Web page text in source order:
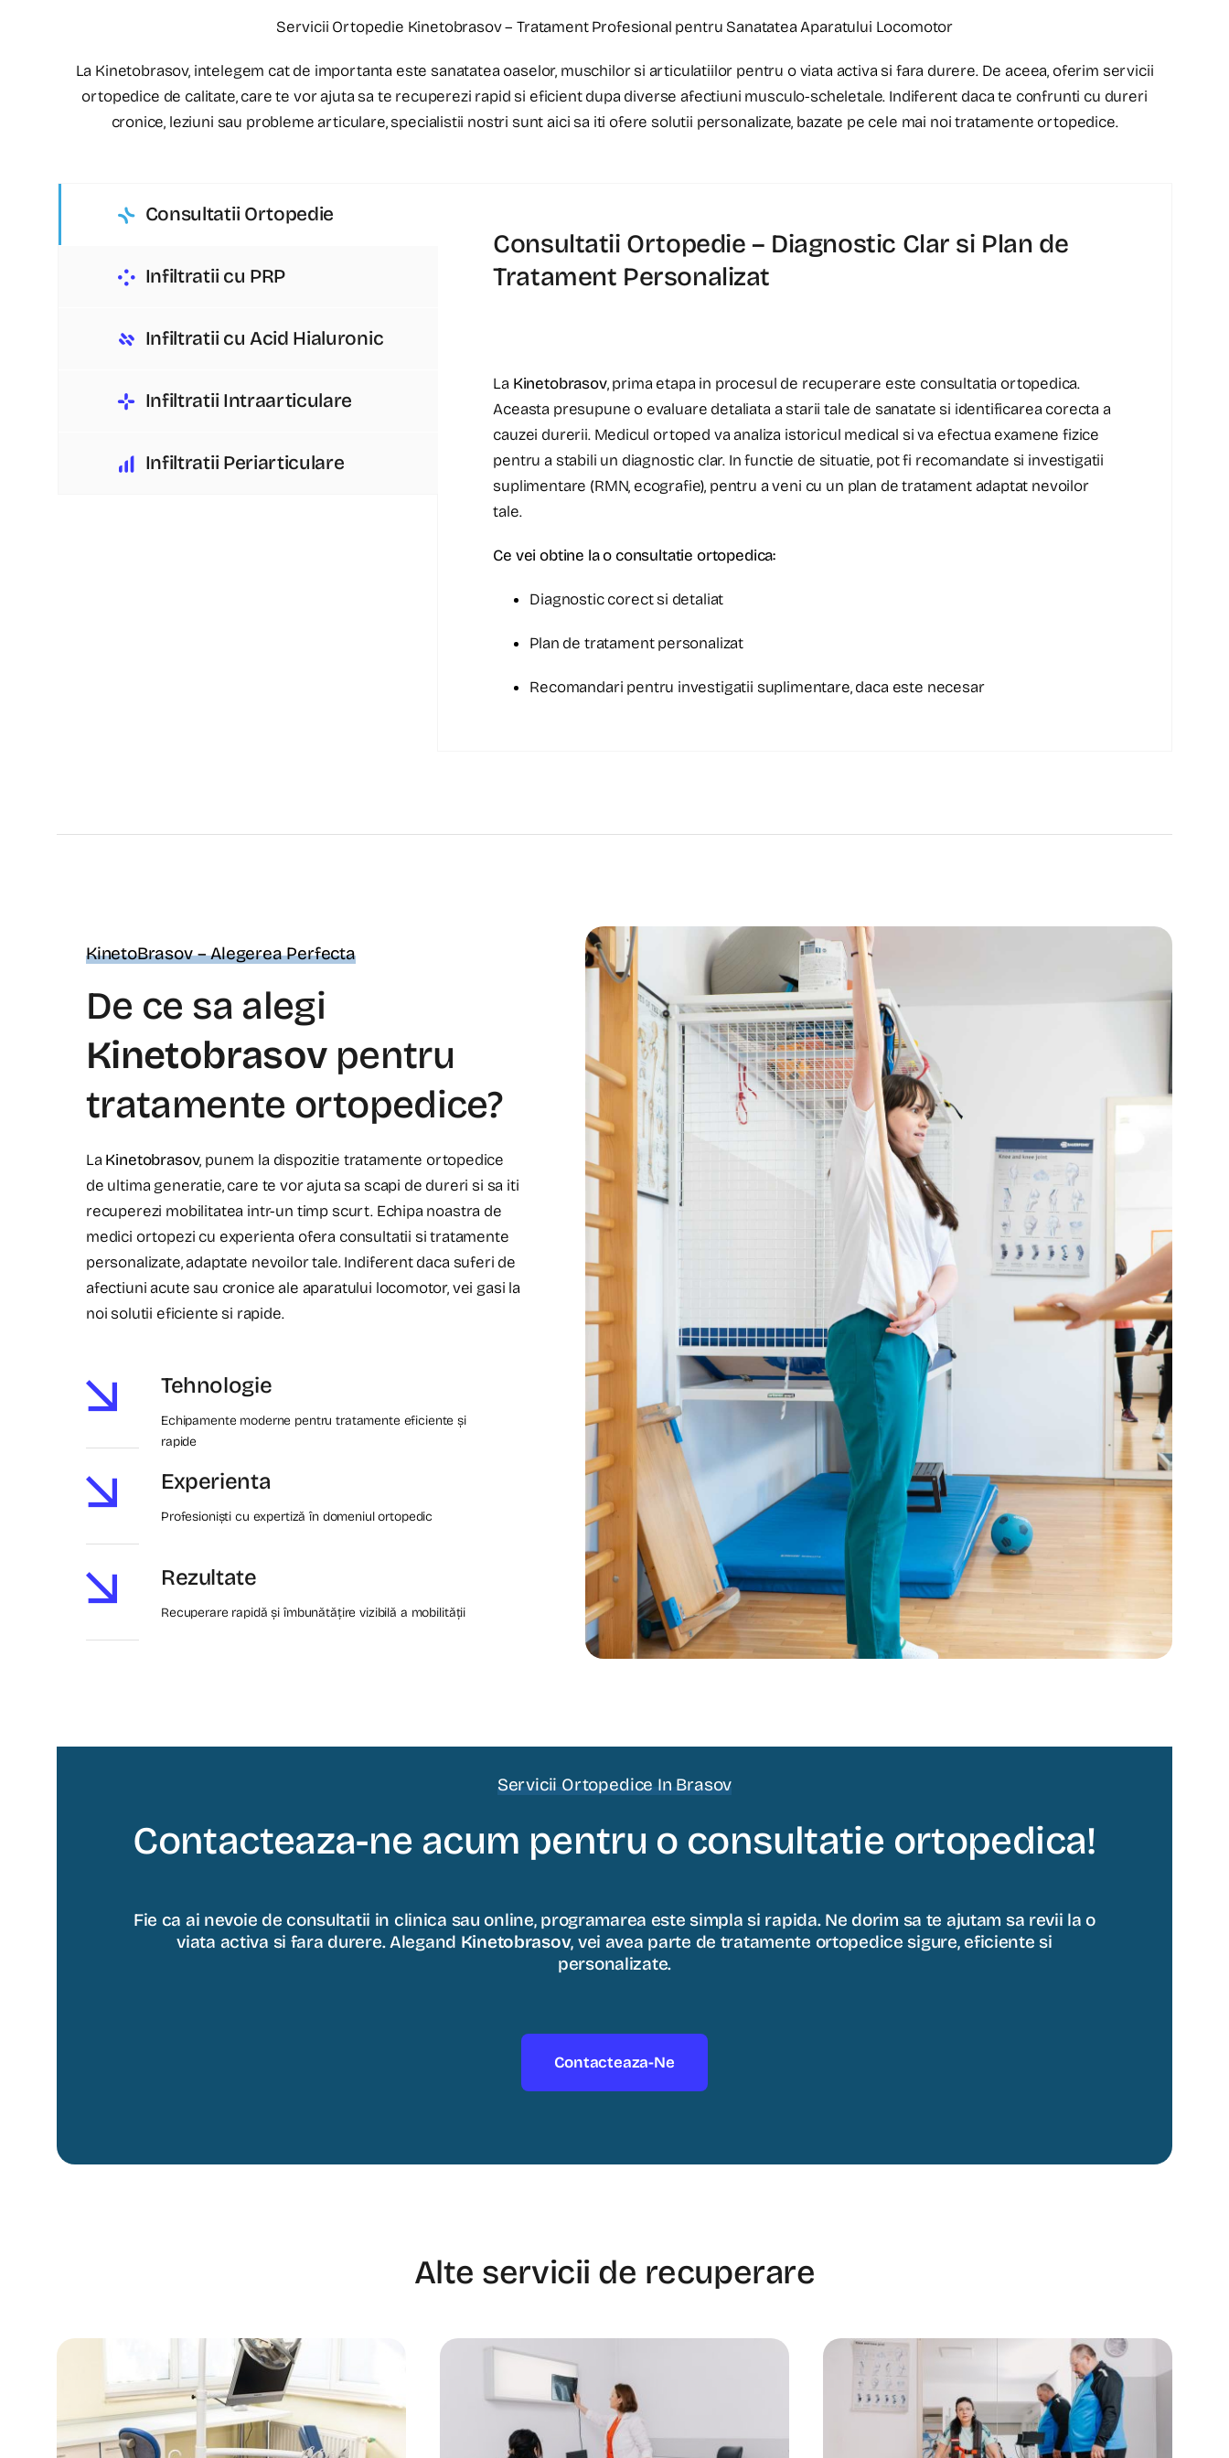
Servicii Ortopedie Kinetobrasov – Tratament Profesional pentru Sanatatea Aparatului Locomotor
La Kinetobrasov, intelegem cat de importanta este sanatatea oaselor, muschilor si articulatiilor pentru o viata activa si fara durere. De aceea, oferim servicii
ortopedice de calitate, care te vor ajuta sa te recuperezi rapid si eficient dupa diverse afectiuni musculo-scheletale. Indiferent daca te confrunti cu dureri
cronice, leziuni sau probleme articulare, specialistii nostri sunt aici sa iti ofere solutii personalizate, bazate pe cele mai noi tratamente ortopedice.
Consultatii Ortopedie
Infiltratii cu PRP
Infiltratii cu Acid Hialuronic
Infiltratii Intraarticulare
Infiltratii Periarticulare
Consultatii Ortopedie – Diagnostic Clar si Plan de
Tratament Personalizat
La Kinetobrasov, prima etapa in procesul de recuperare este consultatia ortopedica.
Aceasta presupune o evaluare detaliata a starii tale de sanatate si identificarea corecta a
cauzei durerii. Medicul ortoped va analiza istoricul medical si va efectua examene fizice
pentru a stabili un diagnostic clar. In functie de situatie, pot fi recomandate si investigatii
suplimentare (RMN, ecografie), pentru a veni cu un plan de tratament adaptat nevoilor
tale.
Ce vei obtine la o consultatie ortopedica:
Diagnostic corect si detaliat
Plan de tratament personalizat
Recomandari pentru investigatii suplimentare, daca este necesar
KinetoBrasov – Alegerea Perfecta
De ce sa alegi
Kinetobrasovpentru
tratamente ortopedice?
LaKinetobrasov, punem la dispozitie tratamente ortopedice
de ultima generatie, care te vor ajuta sa scapi de dureri si sa iti
recuperezi mobilitatea intr-un timp scurt. Echipa noastra de
medici ortopezi cu experienta ofera consultatii si tratamente
personalizate, adaptate nevoilor tale. Indiferent daca suferi de
afectiuni acute sau cronice ale aparatului locomotor, vei gasi la
noi solutii eficiente si rapide.
Tehnologie
Echipamente moderne pentru tratamente eficiente și
rapide
Experienta
Profesioniști cu expertiză în domeniul ortopedic
Rezultate
Recuperare rapidă și îmbunătățire vizibilă a mobilității
Servicii Ortopedice In Brasov
Contacteaza-ne acum pentru o consultatie ortopedica!
Fie ca ai nevoie de consultatii in clinica sau online, programarea este simpla si rapida. Ne dorim sa te ajutam sa revii la o
viata activa si fara durere. Alegand Kinetobrasov, vei avea parte de tratamente ortopedice sigure, eficiente si
personalizate.
Contacteaza-Ne
Alte servicii de recuperare